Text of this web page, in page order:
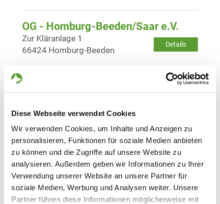
Diese Webseite verwendet Cookies
Wir verwenden Cookies, um Inhalte und Anzeigen zu
personalisieren, Funktionen für soziale Medien anbieten
zu können und die Zugriffe auf unsere Website zu
analysieren. Außerdem geben wir Informationen zu Ihrer
Verwendung unserer Website an unsere Partner für
soziale Medien, Werbung und Analysen weiter. Unsere
Partner führen diese Informationen möglicherweise mit
OG - Homburg-Beeden/Saar e.V.
Details
Zur Kläranlage 1
66424 Homburg-Beeden
Kiefernweg 25
OG - Illingen/Saar e.V.
Details
Steinertshaus
66557 Illingen
OG - Lautzkirchen e.V.